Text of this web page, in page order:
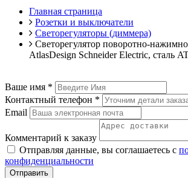
Главная страница
Розетки и выключатели
Светорегуляторы (диммера)
Светорегулятор поворотно-
AtlasDesign Schneider Electric, сталь
Ваше имя *
Контактный телефон *
Email
Комментарий к заказу
Отправляя данные, вы соглашаетесь с
конфиденциальности
Отправить